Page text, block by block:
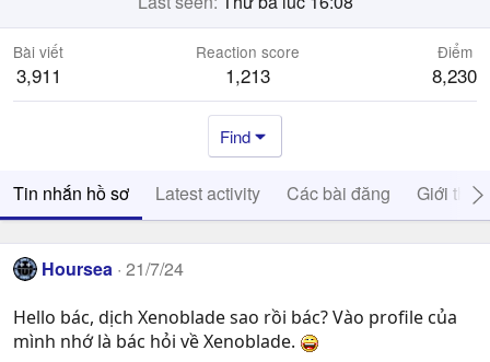
Bài viết
3,911
Reaction score
1,213
Điểm
8,230
Find
Tin nhắn hồ sơ Latest activity Các bài đăng Giới thiệu
Hoursea 21/7/24
Hello bác, dịch Xenoblade sao rồi bác? Vào profile của
mình nhớ là bác hỏi về Xenoblade.